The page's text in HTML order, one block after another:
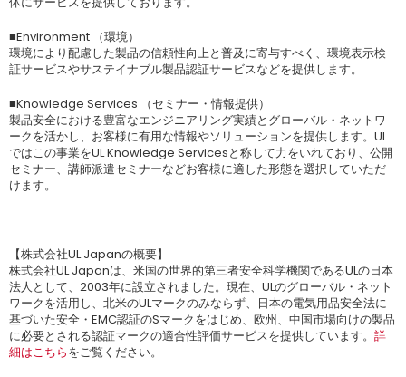
■Environment （環境）
環境により配慮した製品の信頼性向上と普及に寄与すべく、環境表示検
証サービスやサステイナブル製品認証サービスなどを提供します。
■Knowledge Services （セミナー・情報提供）
製品安全における豊富なエンジニアリング実績とグローバル・ネットワ
ークを活かし、お客様に有用な情報やソリューションを提供します。UL
ではこの事業をUL Knowledge Servicesと称して力をいれており、公開
セミナー、講師派遣セミナーなどお客様に適した形態を選択していただ
けます。
【株式会社UL Japanの概要】
株式会社UL Japanは、米国の世界的第三者安全科学機関であるULの日本
法人として、2003年に設立されました。現在、ULのグローバル・ネット
ワークを活用し、北米のULマークのみならず、日本の電気用品安全法に
基づいた安全・EMC認証のSマークをはじめ、欧州、中国市場向けの製品
に必要とされる認証マークの適合性評価サービスを提供しています。 詳
細はこちらをご覧ください。